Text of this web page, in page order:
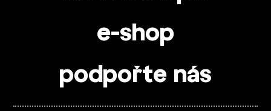
e-shop
podpořte nás